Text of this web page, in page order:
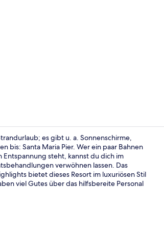
Außenbereich
es gibt u. a. Sonnenschirme,
bis: Santa Maria Pier. Wer ein paar Bahnen
Entspannung steht, kannst du dich im
verwöhnen lassen. Das
bietet dieses Resort im luxuriösen Stil
viel Gutes über das hilfsbereite Personal